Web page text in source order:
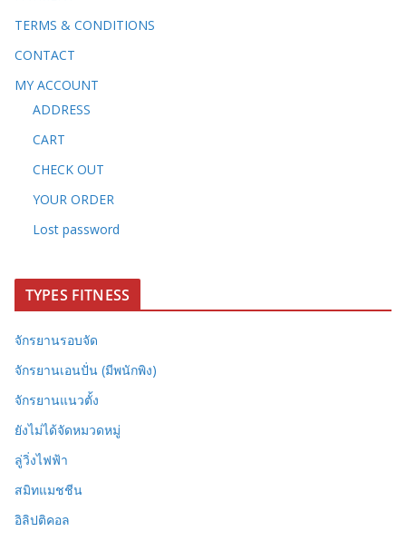
TERMS & CONDITIONS
CONTACT
MY ACCOUNT
ADDRESS
CART
CHECK OUT
YOUR ORDER
Lost password
TYPES FITNESS
จักรยานรอบจัด
จักรยานเอนปั่น (มีพนักพิง)
จักรยานแนวตั้ง
ยังไม่ได้จัดหมวดหมู่
ลู่วิ่งไฟฟ้า
สมิทแมชชีน
อิลิปติคอล